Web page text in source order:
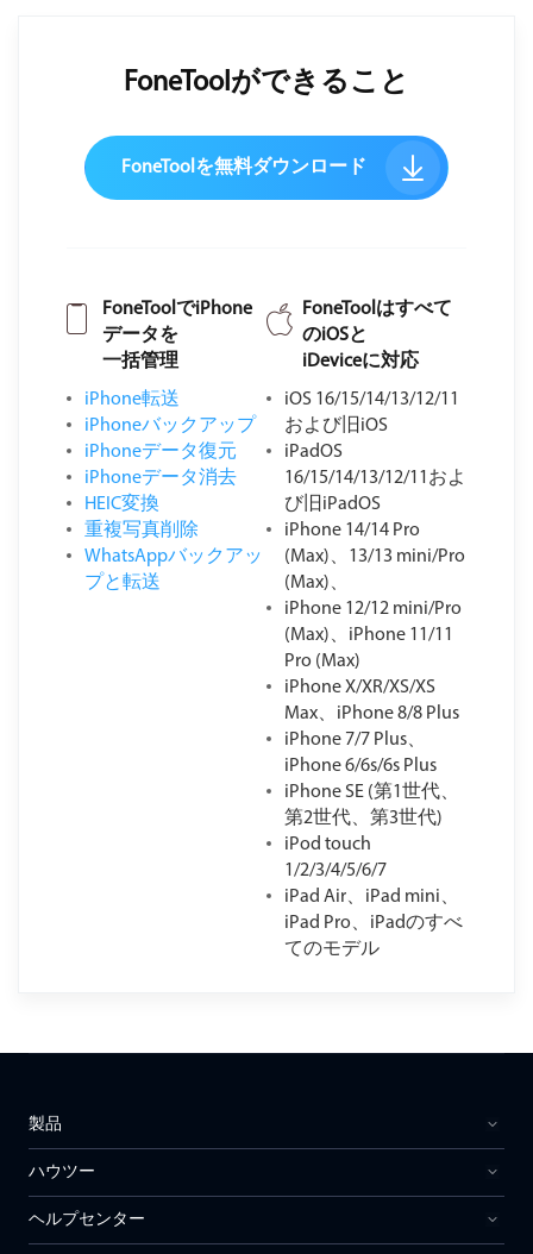
FoneToolができること
FoneToolを無料ダウンロード
FoneToolでiPhone
データを
一括管理
iPhone転送
iPhoneバックアップ
iPhoneデータ復元
iPhoneデータ消去
HEIC変換
重複写真削除
WhatsAppバックアッ
プと転送
FoneToolはすべて
のiOSと
iDeviceに対応
iOS 16/15/14/13/12/11
および旧iOS
iPadOS
16/15/14/13/12/11およ
び旧iPadOS
iPhone 14/14 Pro
(Max)、13/13 mini/Pro
(Max)、
iPhone 12/12 mini/Pro
(Max)、iPhone 11/11
Pro (Max)
iPhone X/XR/XS/XS
Max、iPhone 8/8 Plus
iPhone 7/7 Plus、
iPhone 6/6s/6s Plus
iPhone SE (第1世代、
第2世代、第3世代)
iPod touch
1/2/3/4/5/6/7
iPad Air、iPad mini、
iPad Pro、iPadのすべ
てのモデル
製品
ハウツー
ヘルプセンター